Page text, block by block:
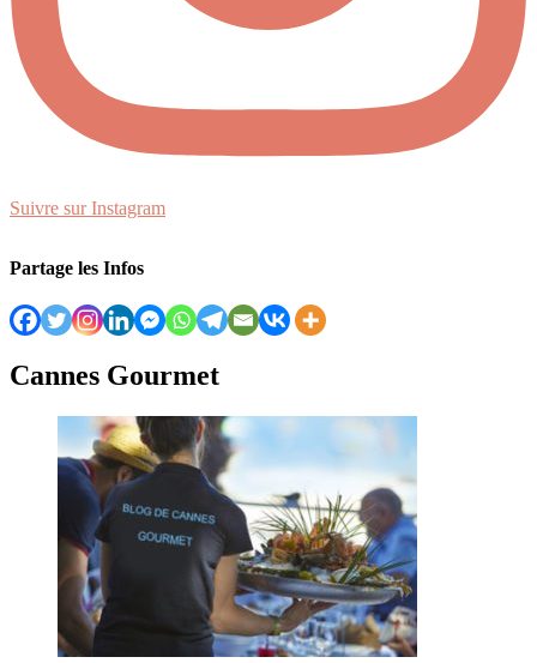
Suivre sur Instagram
Partage les Infos
Cannes Gourmet